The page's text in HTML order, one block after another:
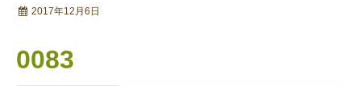
2017年12月6日
0083